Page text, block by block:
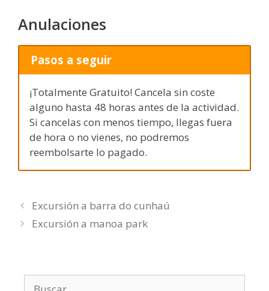
Anulaciones
Pasos a seguir
¡Totalmente Gratuito! Cancela sin coste
alguno hasta 48 horas antes de la actividad.
Si cancelas con menos tiempo, llegas fuera
de hora o no vienes, no podremos
reembolsarte lo pagado.
Excursión a barra do cunhaú
Excursión a manoa park